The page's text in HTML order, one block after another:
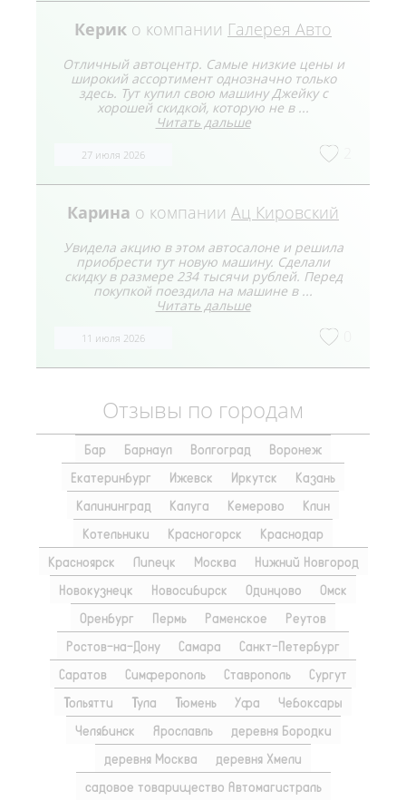
Керик о компании Галерея Авто
Отличный автоцентр. Самые низкие цены и
широкий ассортимент однозначно только
здесь. Тут купил свою машину Джейку с
хорошей скидкой, которую не в ...
Читать дальше
27 июля 2026
Карина о компании Ац Кировский
Увидела акцию в этом автосалоне и решила
приобрести тут новую машину. Сделали
скидку в размере 234 тысячи рублей. Перед
покупкой поездила на машине в ...
Читать дальше
11 июля 2026
Отзывы по городам
Бар Барнаул Волгоград
Воронеж
Екатеринбург
Ижевск Иркутск
Казань
Калининград
Калуга Кемерово
Клин
Котельники
Красногорск
Краснодар
Красноярск
Липецк Москва
Нижний Новгород
Новокузнецк
Новосибирск Одинцово
Омск
Оренбург
Пермь Раменское
Реутов
Ростов-на-Дону
Самара
Санкт-Петербург
Саратов
Симферополь Ставрополь
Сургут
Тольятти
Тула Тюмень Уфа
Чебоксары
Челябинск
Ярославль
деревня Бородки
деревня Москва
деревня Хмели
садовое товарищество Автомагистраль